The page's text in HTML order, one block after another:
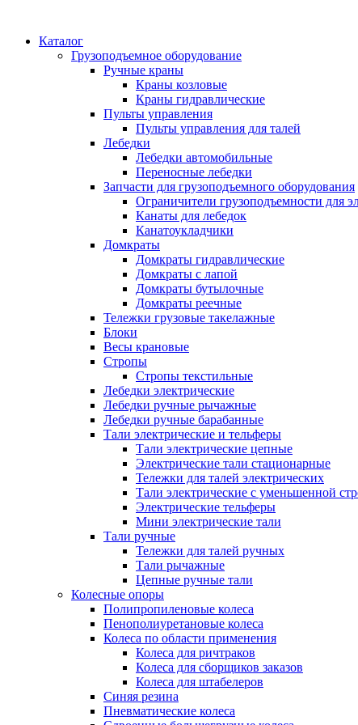
Каталог
Грузоподъемное оборудование
Ручные краны
Краны козловые
Краны гидравлические
Пульты управления
Пульты управления для талей
Лебедки
Лебедки автомобильные
Переносные лебедки
Запчасти для грузоподъемного оборудования
Ограничители грузоподъемности для
Канаты для лебедок
Канатоукладчики
Домкраты
Домкраты гидравлические
Домкраты с лапой
Домкраты бутылочные
Домкраты реечные
Тележки грузовые такелажные
Блоки
Весы крановые
Стропы
Стропы текстильные
Лебедки электрические
Лебедки ручные рычажные
Лебедки ручные барабанные
Тали электрические и тельферы
Тали электрические цепные
Электрические тали стационарные
Тележки для талей электрических
Тали электрические с уменьшенной
Электрические тельферы
Мини электрические тали
Тали ручные
Тележки для талей ручных
Тали рычажные
Цепные ручные тали
Колесные опоры
Полипропиленовые колеса
Пенополиуретановые колеса
Колеса по области применения
Колеса для ричтраков
Колеса для сборщиков заказов
Колеса для штабелеров
Синяя резина
Пневматические колеса